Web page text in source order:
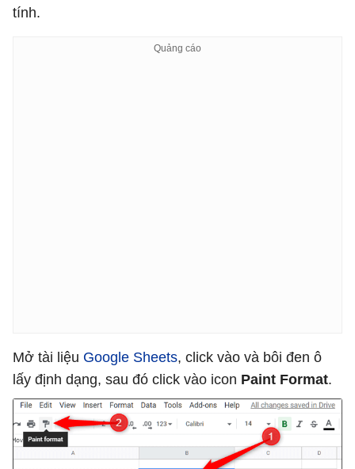
tính.
Mở tài liệu Google Sheets, click vào và bôi đen ô
lấy định dạng, sau đó click vào icon Paint Format.